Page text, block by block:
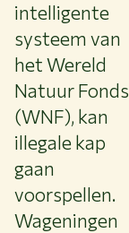
intelligente
systeem van
het Wereld
Natuur Fonds
(WNF), kan
illegale kap
gaan
voorspellen.
Wageningen